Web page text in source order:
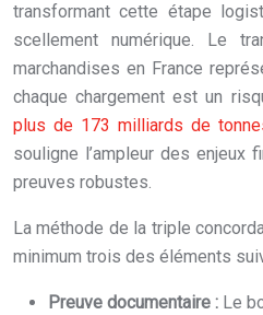
transformant cette étape
scellement numérique. Le
marchandises en France
chaque chargement est un
plus de 173 milliards de
souligne l’ampleur des enjeux
preuves robustes.
La méthode de la triple
minimum trois des éléments
Preuve documentaire : Le